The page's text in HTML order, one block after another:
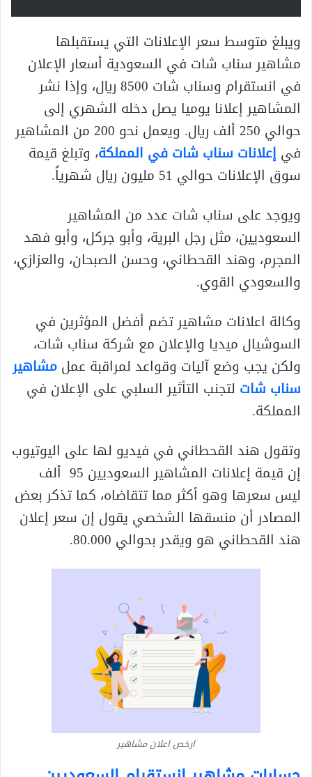
ويبلغ متوسط سعر الإعلانات التي يستقبلها
مشاهير سناب شات في السعودية أسعار الإعلان
في انستقرام وسناب شات 8500 ريال، وإذا نشر
المشاهير إعلانا يوميا يصل دخله الشهري إلى
حوالي 250 ألف ريال. ويعمل نحو 200 من المشاهير
فيإعلانات سناب شات في المملكة، وتبلغ قيمة
سوق الإعلانات حوالي 51 مليون ريال شهرياً.
ويوجد على سناب شات عدد من المشاهير
السعوديين، مثل رجل البرية، وأبو جركل، وأبو فهد
المجرم، وهند القحطاني، وحسن الصبحان، والعزازي،
والسعودي القوي.
وكالة اعلانات مشاهير تضم أفضل المؤثرين في
السوشيال ميديا والإعلان مع شركة سناب شات،
ولكن يجب وضع آليات وقواعد لمراقبة عملمشاهير
سناب شات لتجنب التأثير السلبي على الإعلان في
المملكة.
وتقول هند القحطاني في فيديو لها على اليوتيوب
إن قيمة إعلانات المشاهير السعوديين 95 ألف
ليس سعرها وهو أكثر مما تتقاضاه، كما تذكر بعض
المصادر أن منسقها الشخصي يقول إن سعر إعلان
هند القحطاني هو ويقدر بحوالي 80.000.
ارخص اعلان مشاهير